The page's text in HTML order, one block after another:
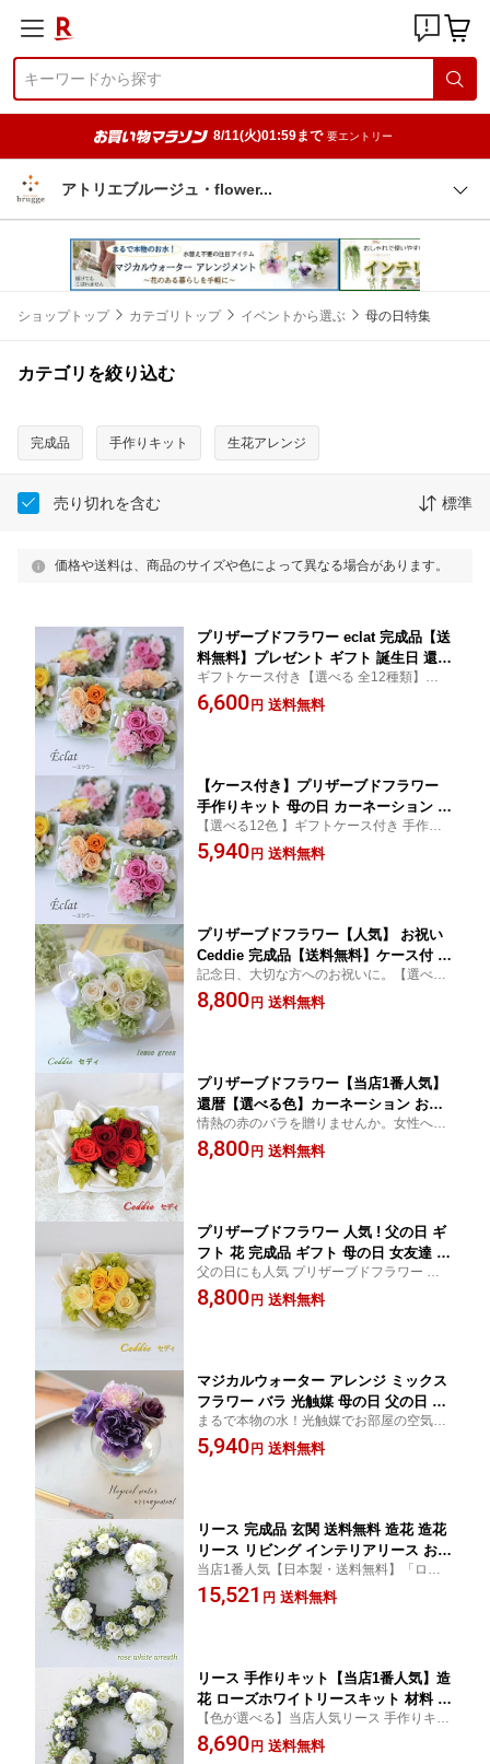
8/11(火)01:59まで 要エントリー
アトリエブルージュ・flower
ショップトップ カテゴリトップ イベントから選ぶ 母の日特集
カテゴリを絞り込む
完成品 手作りキット 生花アレンジ
売り切れを含む 標準
価格や送料は、商品のサイズや色によって異なる場合があります。
プリザーブドフラワー eclat 完成品【送
料無料】プレゼント ギフト 誕生日 還暦
古希 喜寿 出産祝い 新築祝い 引越し祝
い プロポーズ 結婚祝い 人気 赤 紫 黄色
ギフトケース付き【選べる 全12種類】プレ
ゼント カーネーション お祝い 記念日 大
切な方へのお祝いに。米寿 黄色 オレンジ
6,600 円 送料無料
【ケース付き】プリザーブドフラワー
手作りキット 母の日 カーネーション ec
lat ブライダル ウェディング 結婚式 結
婚祝い プロポーズ 手作り ギフト プレ
【選べる12色 】ギフトケース付き 手作りキ
ット インテリアとして使える人気のプリザ
ーブドフラワーアレンジメント
5,940 円 送料無料
プリザーブドフラワー【人気】 お祝い
Ceddie 完成品【送料無料】ケース付 ギ
フト 母の日 誕生日 プレゼント 還暦 古
希 喜寿 出産祝い 新築祝い 引越し祝い
記念日、大切な方へのお祝いに。【選べる
色 ピンク・パープル・レモングリーン 赤
黄色】プリザーブドフラワー アレンジ 陶器
8,800 円 送料無料
プリザーブドフラワー【当店1番人気】
還暦【選べる色】カーネーション お祝
い Ceddie 完成品 送料無料 ケース付 ギ
フト 母の日 誕生日 プレゼント 還暦 古
情熱の赤のバラを贈りませんか。女性への
記念日の贈り物は赤のバラがお薦め。【選
べる色】結婚記念日、プロポーズ、誕生日
8,800 円 送料無料
プリザーブドフラワー 人気 ! 父の日 ギ
フト 花 完成品 ギフト 母の日 女友達 父
の日 贈り物 結婚 誕生日 プレゼント 人
気 記念日 還暦 古希 喜寿 米寿 赤 紫 黄
父の日にも人気 プリザーブドフラワー 上質
でお洒落なギフトフラワー 【選べる色 】黄
色 米寿 お見舞い 退院祝い イエロー ビタ
8,800 円 送料無料
マジカルウォーター アレンジ ミックス
フラワー バラ 光触媒 母の日 父の日 ギ
フト 紫 グリーン 古希 喜寿 還暦新築祝
い引っ越し祝い 女性そのまま飾れるギ
まるで本物の水！光触媒でお部屋の空気を
綺麗に。お手入れいらずのマジカルウォー
ターアレンジ プレゼント贈り物 喜寿
5,940 円 送料無料
リース 完成品 玄関 送料無料 造花 造花
リース リビング インテリアリース お洒
落 人気 ウェルカムリース 33センチ 結
婚祝い 新築祝い 誕生日祝い 紫陽花 結
当店1番人気【日本製・送料無料】「ローズ
ホワイトリース」どんな場所にも合う色合
いと華やかなデザインです。玄関リース
15,521 円 送料無料
リース 手作りキット【当店1番人気】造
花 ローズホワイトリースキット 材料 ラ
ナンキュラス 玄関 光触媒 人気 玄関 イ
ンテリアリース 手作り プレゼント ウェ
【色が選べる】当店人気リース 手作りキッ
ト 光触媒加工リース 白グリーンのナチュラ
ルリース リース手作りキット リース玄関リ
8,690 円 送料無料